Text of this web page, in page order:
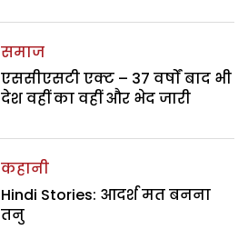
समाज
एससीएसटी एक्ट – 37 वर्षों बाद भी
देश वहीं का वहीं और भेद जारी
कहानी
Hindi Stories: आदर्श मत बनना
तनु